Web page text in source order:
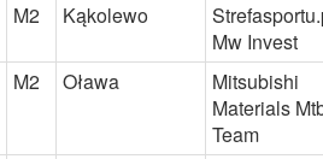
M2 Kąkolewo
Mw Invest
M2 Oława
Mitsubishi
Materials
Team